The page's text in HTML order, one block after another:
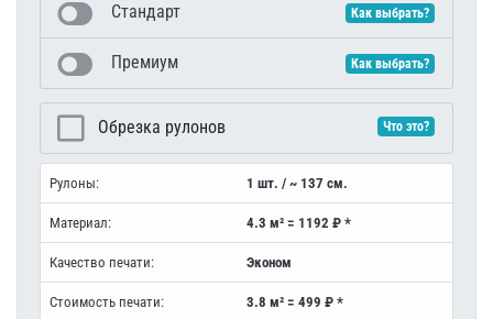
Стандарт Как выбрать?
Премиум Как выбрать?
Обрезка рулонов Что это?
Рулоны: 1 шт. / ~ 137 см.
Материал: 4.3 м² = 1192 ₽ *
Качество печати: Эконом
Стоимость печати: 3.8 м² = 499 ₽ *